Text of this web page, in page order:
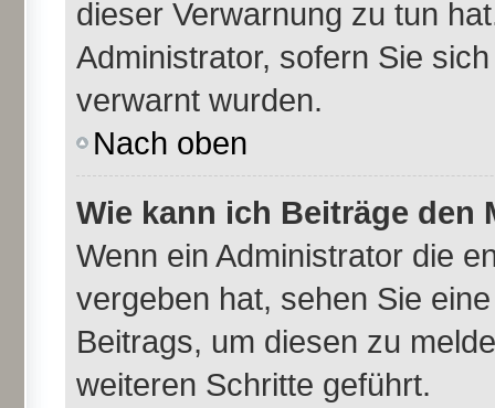
dieser Verwarnung zu tun
Administrator, sofern Sie
verwarnt wurden.
Nach oben
Wie kann ich Beiträge den
Wenn ein Administrator die
vergeben hat, sehen Sie
Beitrags, um diesen zu
weiteren Schritte geführt.